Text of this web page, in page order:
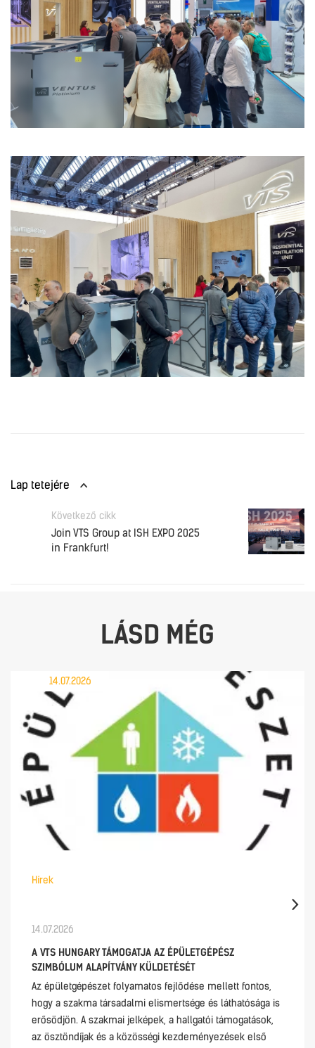
Lap tetejére
Következő cikk
Join VTS Group at ISH EXPO 2025
in Frankfurt!
LÁSD MÉG
14.07.2026
Hírek
14.07.2026
A VTS HUNGARY TÁMOGATJA AZ ÉPÜLETGÉPÉSZ
SZIMBÓLUM ALAPÍTVÁNY KÜLDETÉSÉT
Az épületgépészet folyamatos fejlődése mellett fontos,
hogy a szakma társadalmi elismertsége és láthatósága is
erősödjön. A szakmai jelképek, a hallgatói támogatások,
az ösztöndíjak és a közösségi kezdeményezések első